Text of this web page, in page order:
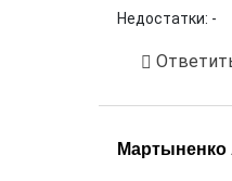
Недостатки: -
Мартыненко